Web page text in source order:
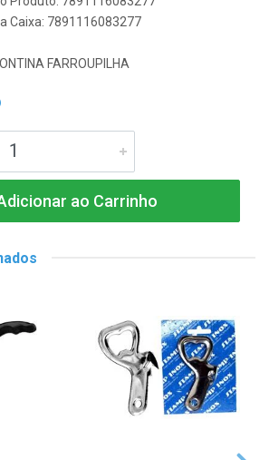
Caixa: 7891116083277
FARROUPILHA
ao Carrinho